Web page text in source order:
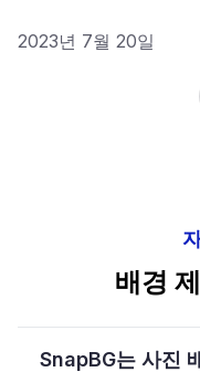
2023년 7월 20일
배경
SnapBG는 사진